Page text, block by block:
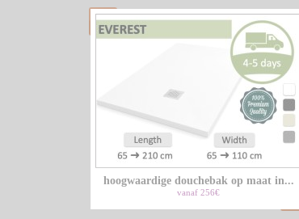
hoogwaardige douchebak op maat in...
vanaf 256€